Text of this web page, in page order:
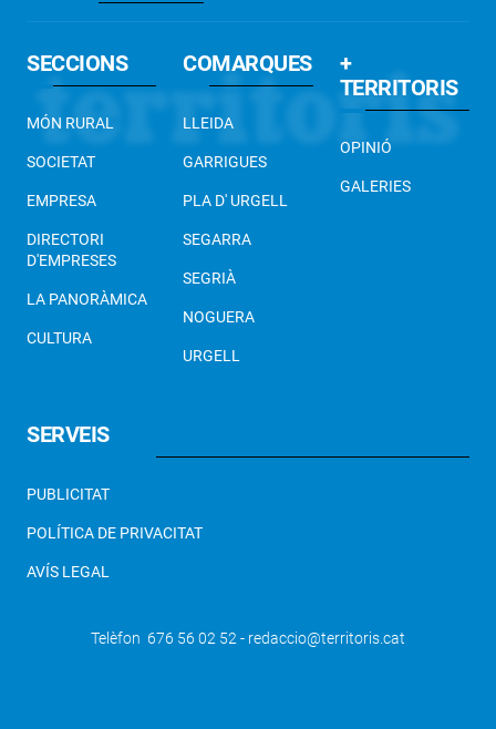
SECCIONS
MÓN RURAL
SOCIETAT
EMPRESA
DIRECTORI
D'EMPRESES
LA PANORÀMICA
CULTURA
COMARQUES
LLEIDA
GARRIGUES
PLA D' URGELL
SEGARRA
SEGRIÀ
NOGUERA
URGELL
+
TERRITORIS
OPINIÓ
GALERIES
SERVEIS
PUBLICITAT
POLÍTICA DE PRIVACITAT
AVÍS LEGAL
Telèfon 676 56 02 52 - redaccio@territoris.cat